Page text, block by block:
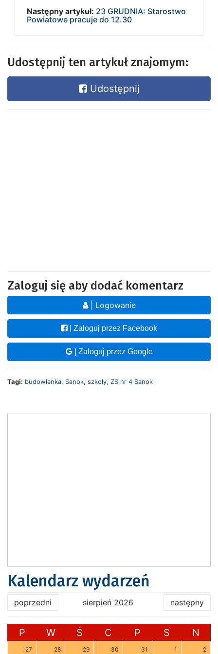
Następny artykuł: 23 GRUDNIA: Starostwo
Powiatowe pracuje do 12.30
Udostępnij ten artykuł znajomym:
Udostępnij
Zaloguj się aby dodać komentarz
| Logowanie
| Zaloguj przez Facebook
| Zaloguj przez Google
Tagi: budowlanka, Sanok, szkoły, ZS nr 4 Sanok
Kalendarz wydarzeń
poprzedni sierpień 2026 następny
P W Ś C P S N
27 28 29 30 31 1 2